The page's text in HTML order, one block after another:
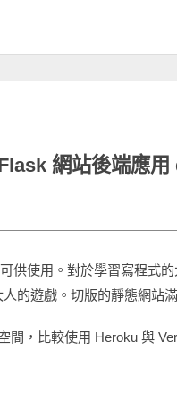
網站後端應用
供使用。對於學習寫程式
的遊戲。切版的靜態網站
間，比較使用 Heroku 與